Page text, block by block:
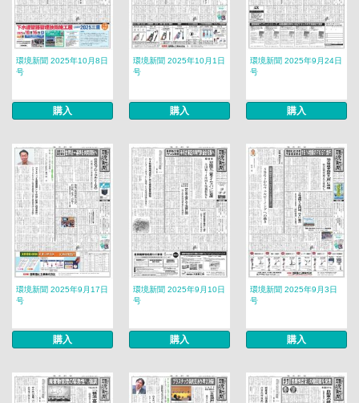
環境新聞 2025年10月8日
号
購入
環境新聞 2025年10月1日
号
購入
環境新聞 2025年9月24日
号
購入
環境新聞 2025年9月17日
号
購入
環境新聞 2025年9月10日
号
購入
環境新聞 2025年9月3日
号
購入